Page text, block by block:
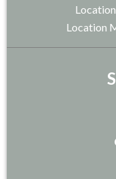
Location